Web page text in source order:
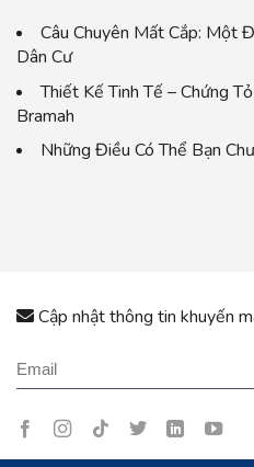
Câu Chuyên Mất Cắp: Một
Dân Cư
Thiết Kế Tinh Tế – Chứng
Bramah
Những Điều Có Thể Bạn
Cập nhật thông tin khuyến